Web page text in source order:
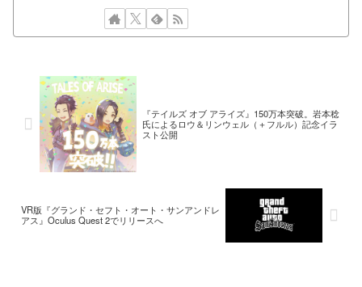
『テイルズ オブ アライズ』150万本突破。岩本稔
氏によるロウ＆リンウェル（＋フルル）記念イラ
スト公開
VR版『グランド・セフト・オート・サンアンドレ
アス』Oculus Quest 2でリリースへ